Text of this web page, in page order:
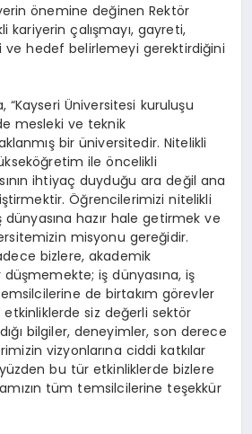
önemine değinen Rektör
kariyerin çalışmayı, gayreti,
ve hedef belirlemeyi gerektirdiğini
“Kayseri Üniversitesi kuruluşu
mesleki ve teknik
bir üniversitedir. Nitelikli
ile öncelikli
ihtiyaç duyduğu ara değil ana
Öğrencilerimizi nitelikli
hazır hale getirmek ve
misyonu gereğidir.
bizlere, akademik
düşmemekte; iş dünyasına, iş
de birtakım görevler
siz değerli sektör
bilgiler, deneyimler, son derece
vizyonlarına ciddi katkılar
bu tür etkinliklerde bizlere
tüm temsilcilerine teşekkür